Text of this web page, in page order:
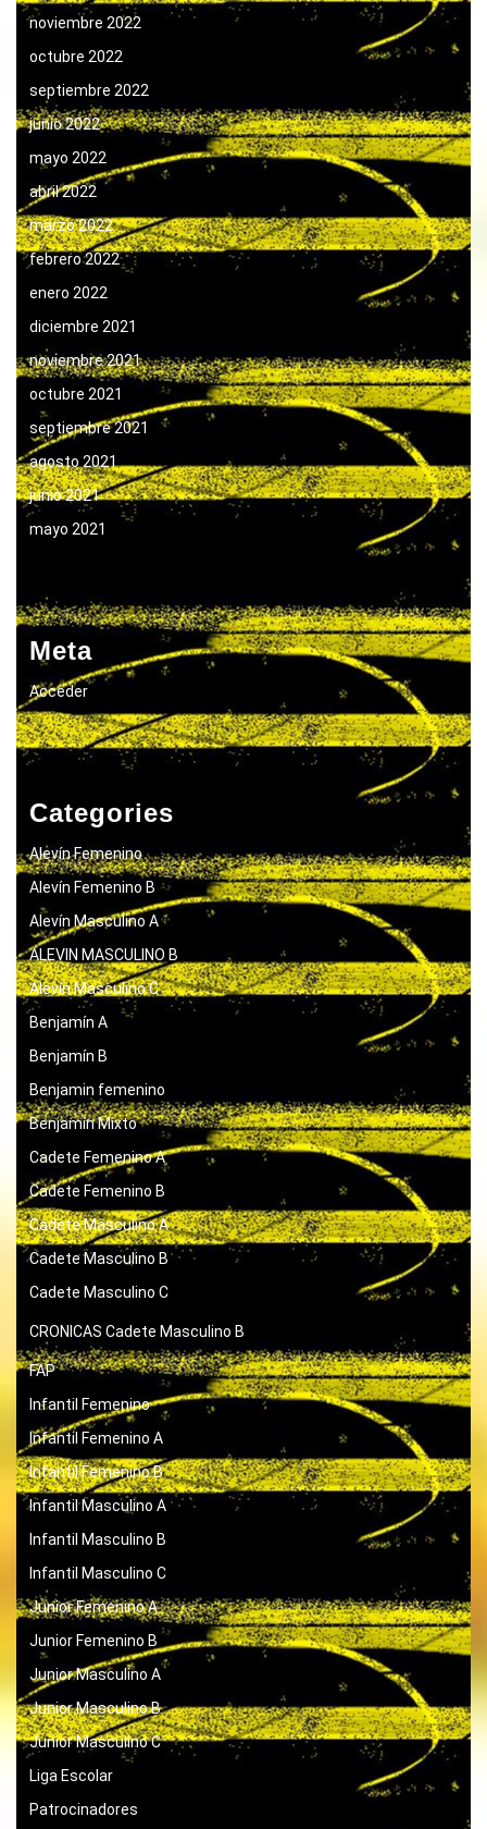
noviembre 2022
octubre 2022
septiembre 2022
junio 2022
mayo 2022
abril 2022
marzo 2022
febrero 2022
enero 2022
diciembre 2021
noviembre 2021
octubre 2021
septiembre 2021
agosto 2021
junio 2021
mayo 2021
Meta
Acceder
Categories
Alevín Femenino
Alevín Femenino B
Alevín Masculino A
ALEVIN MASCULINO B
Alevín Masculino C
Benjamín A
Benjamín B
Benjamin femenino
Benjamín Mixto
Cadete Femenino A
Cadete Femenino B
Cadete Masculino A
Cadete Masculino B
Cadete Masculino C
CRONICAS Cadete Masculino B
FAP
Infantil Femenino
Infantil Femenino A
Infantil Femenino B
Infantil Masculino A
Infantil Masculino B
Infantil Masculino C
Junior Femenino A
Junior Femenino B
Junior Masculino A
Junior Masculino B
Junior Masculino C
Liga Escolar
Patrocinadores